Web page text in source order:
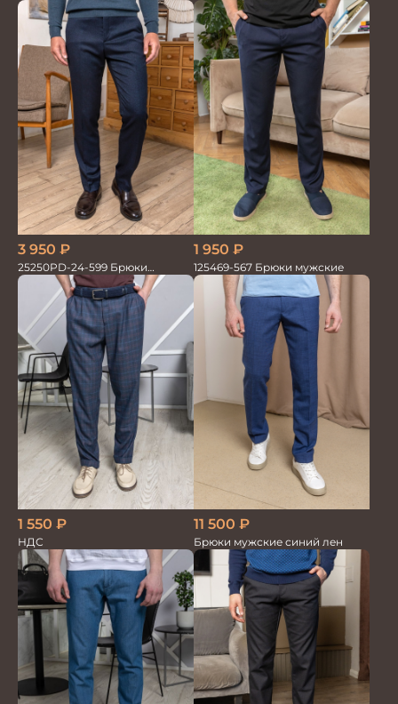
3 950 ₽
25250PD-24-599 Брюки
мужские
1 950 ₽
125469-567 Брюки мужские
1 550 ₽
НДС
11 500 ₽
Брюки мужские синий лен